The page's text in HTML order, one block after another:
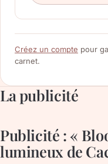
Créez un compte pour
carnet.
La publicité
Publicité : «
lumineux de